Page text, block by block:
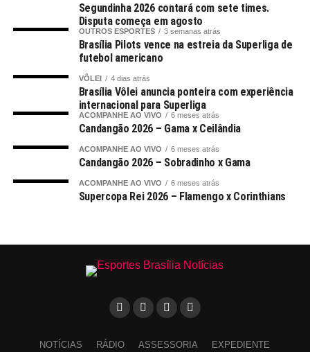
Segundinha 2026 contará com sete times.
Disputa começa em agosto
OUTROS ESPORTES 3 semanas atrás
Brasília Pilots vence na estreia da Superliga de
futebol americano
VÔLEI 4 dias atrás
Brasília Vôlei anuncia ponteira com experiência
internacional para Superliga
ACOMPANHE AO VIVO 6 meses atrás
Candangão 2026 – Gama x Ceilândia
ACOMPANHE AO VIVO 6 meses atrás
Candangão 2026 – Sobradinho x Gama
ACOMPANHE AO VIVO 6 meses atrás
Supercopa Rei 2026 – Flamengo x Corinthians
NOTÍCIAS RÁDIO ASSESSORIA EXPEDIENTE